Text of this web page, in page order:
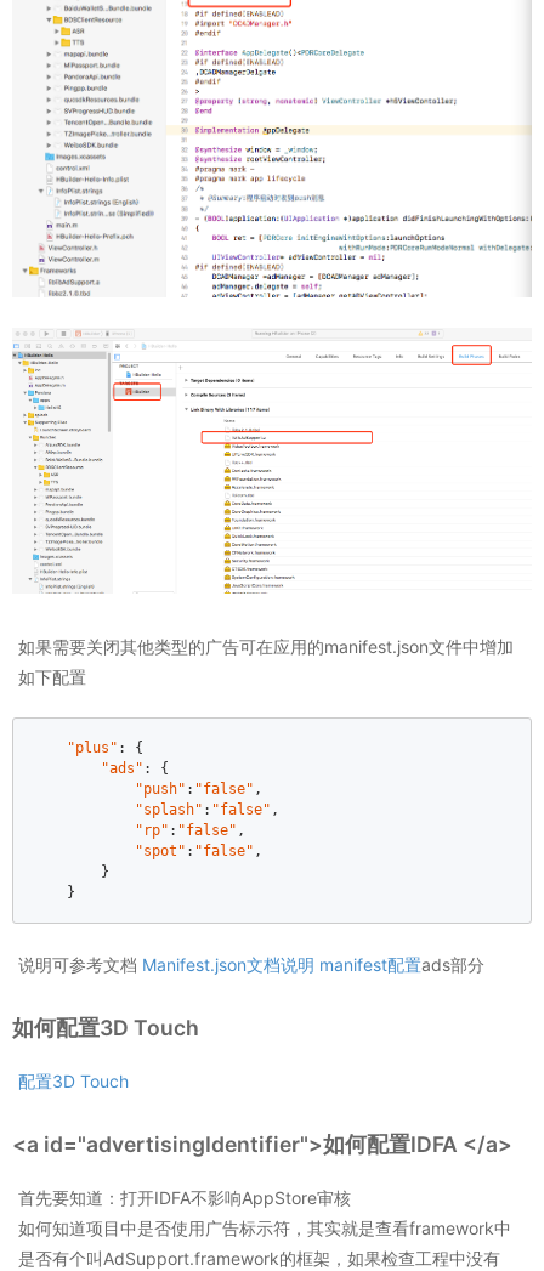
如果需要关闭其他类型的广告可在应用的manifest.json文件中增加
如下配置
"plus" : {
"ads" : {
"push" : "false" ,
"splash" : "false" ,
"rp" : "false" ,
"spot" : "false" ,
        }
    }
说明可参考文档 Manifest.json文档说明 manifest配置ads部分
如何配置3D Touch
配置3D Touch
<a id="advertisingIdentifier">如何配置IDFA </a>
首先要知道：打开IDFA不影响AppStore审核
如何知道项目中是否使用广告标示符，其实就是查看framework中
是否有个叫AdSupport.framework的框架，如果检查工程中没有